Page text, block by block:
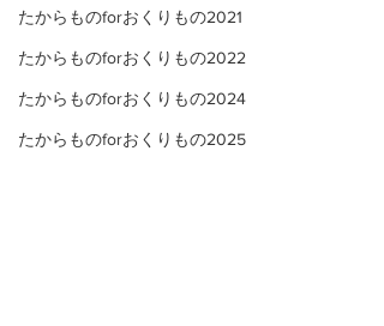
たからものforおくりもの2021
たからものforおくりもの2022
たからものforおくりもの2024
たからものforおくりもの2025